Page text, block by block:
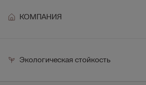
КОМПАНИЯ
Экологическая стойкость